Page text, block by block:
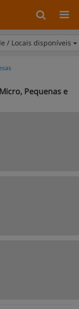
/ Locais disponíveis
Pequenas e